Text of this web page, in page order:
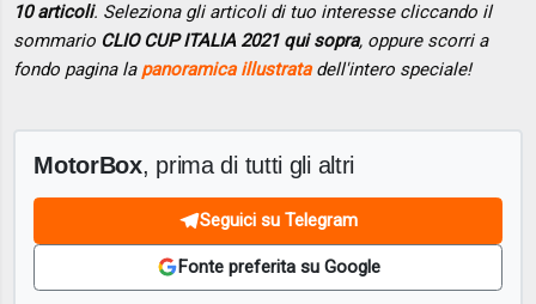
10 articoli. Seleziona gli articoli di tuo interesse cliccando il
sommario CLIO CUP ITALIA 2021 qui sopra, oppure scorri a
fondo pagina la panoramica illustratadell'intero speciale!
MotorBox, prima di tutti gli altri
Seguici su Telegram
Fonte preferita su Google